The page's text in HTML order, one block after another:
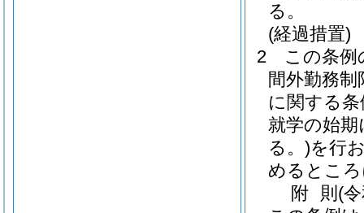
る。
(経過措置)
2
この条例
間外勤務
に関する
就学の始
る。)を行
めるとこ
附 則 (